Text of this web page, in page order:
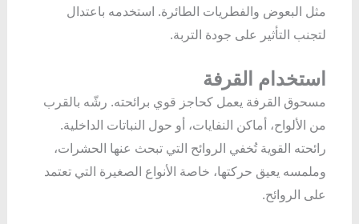
مثل البعوض والفطريات الطائرة. استخدمه باعتدال
لتجنب التأثير على جودة التربة.
استخدام القرفة
مسحوق القرفة يعمل كحاجز قوي برائحته. رشّه بالقرب
من الألواح، أماكن النفايات، أو حول النباتات الداخلية.
رائحته القوية تُخفي الروائح التي تبحث عنها الحشرات،
وملمسه يعيق حركتها، خاصة الأنواع الصغيرة التي تعتمد
على الروائح.